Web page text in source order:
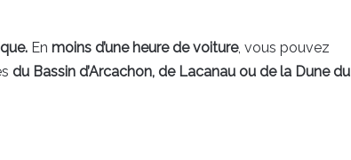
En moins d’une heure de voiture, vous pouvez
du Bassin d’Arcachon, de Lacanau ou de la Dune du